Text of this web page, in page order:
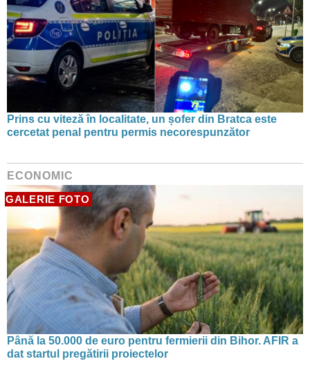
Prins cu viteză în localitate, un șofer din Bratca este
cercetat penal pentru permis necorespunzător
ECONOMIC
GALERIE FOTO
Până la 50.000 de euro pentru fermierii din Bihor. AFIR a
dat startul pregătirii proiectelor